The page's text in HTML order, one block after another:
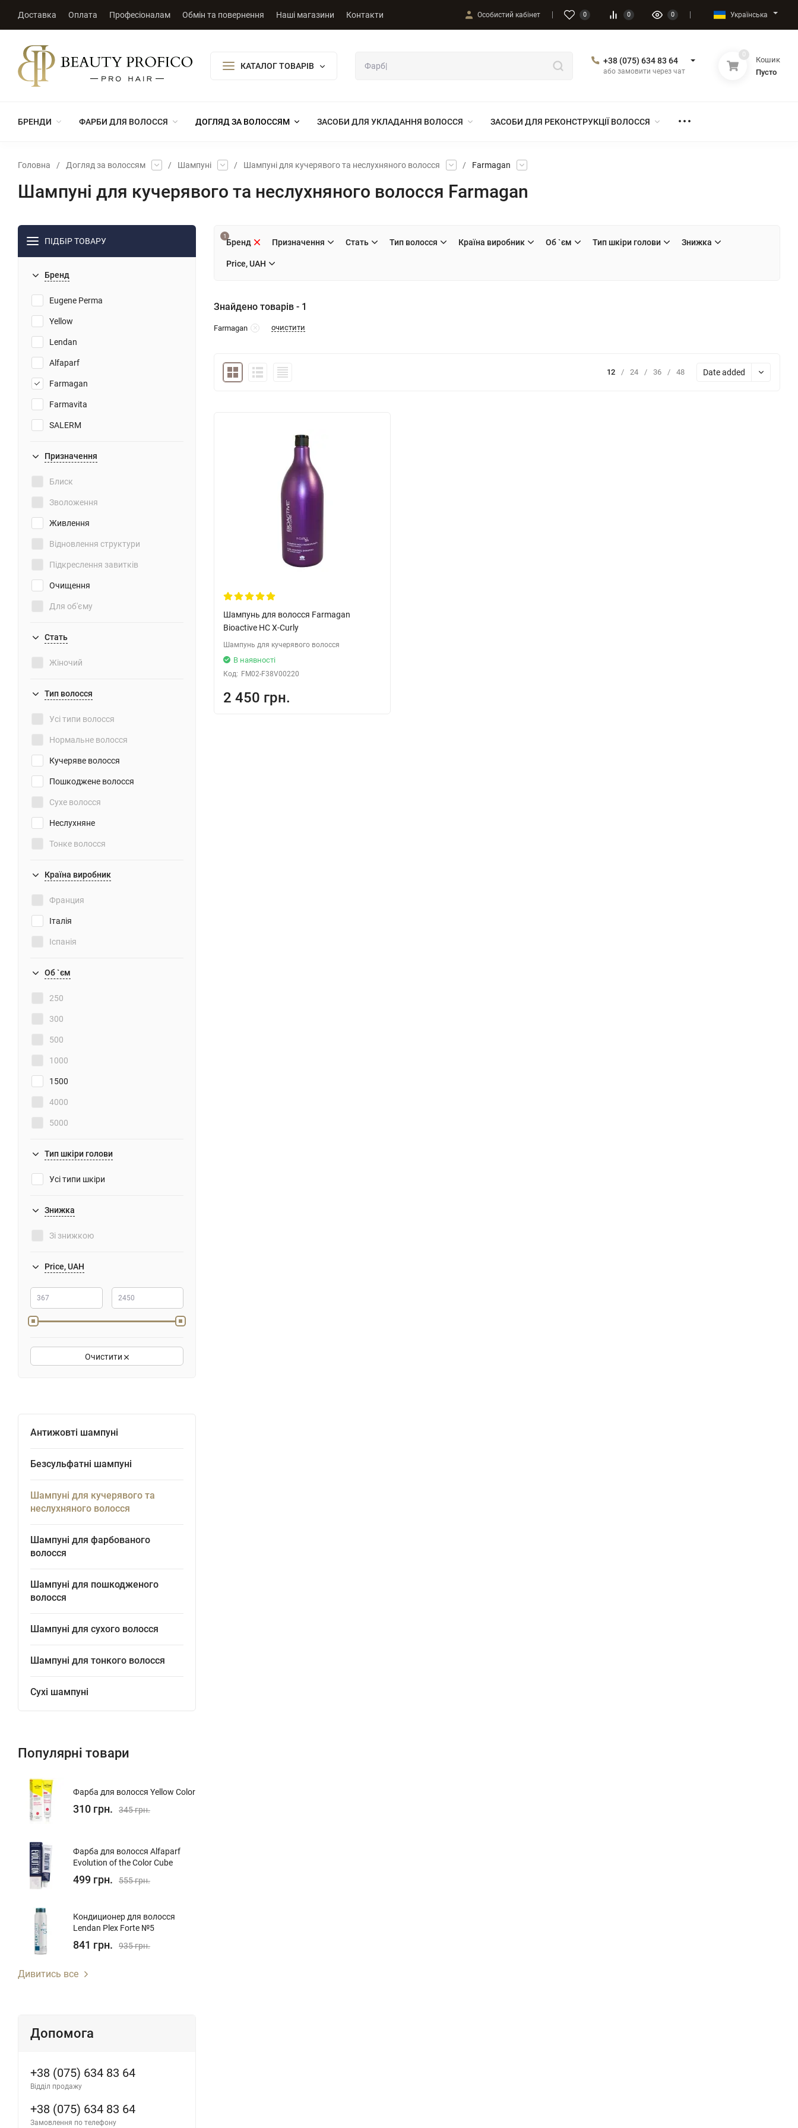
Доставка Оплата Професіоналам Обмін та повернення Наші магазини Контакти Особистий кабінет 0 0 0 Українська
КАТАЛОГ ТОВАРІВ
+38 (075) 634 83 64
або замовити через чат
0
Кошик
Пусто
БРЕНДИ ФАРБИ ДЛЯ ВОЛОССЯ ДОГЛЯД ЗА ВОЛОССЯМ ЗАСОБИ ДЛЯ УКЛАДАННЯ ВОЛОССЯ ЗАСОБИ ДЛЯ РЕКОНСТРУКЦІЇ ВОЛОССЯ
Головна / Догляд за волоссям / Шампуні / Шампуні для кучерявого та неслухняного волосся / Farmagan
Шампуні для кучерявого та неслухняного волосся Farmagan
ПІДБІР ТОВАРУ
Бренд
Eugene Perma
Yellow
Lendan
Alfaparf
Farmagan
Farmavita
SALERM
Призначення
Блиск
Зволоження
Живлення
Відновлення структури
Підкреслення завитків
Очищення
Для об'єму
Легкість розчісування
Зняття роздратування
Стать
Жіночий
Тип волосся
Усі типи волосся
Нормальне волосся
Кучеряве волосся
Пошкоджене волосся
Сухе волосся
Неслухняне
Тонке волосся
Країна виробник
Франция
Італія
Іспанія
Об `єм
250
300
500
1000
1500
4000
5000
Тип шкіри голови
Усі типи шкіри
Знижка
Зі знижкою
Price, UAH
Очистити
Антижовті шампуні
Безсульфатні шампуні
Шампуні для кучерявого та
неслухняного волосся
Шампуні для фарбованого
волосся
Шампуні для пошкодженого
волосся
Шампуні для сухого волосся
Шампуні для тонкого волосся
Сухі шампуні
Популярні товари
Фарба для волосся Yellow Color
310 грн. 345 грн.
Фарба для волосся Alfaparf
Evolution of the Color Cube
499 грн. 555 грн.
Кондиционер для волосcя
Lendan Plex Forte №5
841 грн. 935 грн.
Дивитись все
Допомога
+38 (075) 634 83 64
Відділ продажу
+38 (075) 634 83 64
Замовлення по телефону
Бренд
1
Призначення Стать Тип волосся Країна виробник Об `єм Тип шкіри голови Знижка
Price, UAH
Знайдено товарів - 1
Farmagan очистити
12 / 24 / 36 / 48 Date added
Шампунь для волосся Farmagan
Bioactive HC X-Curly
Шампунь для кучерявого волосся
В наявності
Код: FM02-F38V00220
2 450 грн.